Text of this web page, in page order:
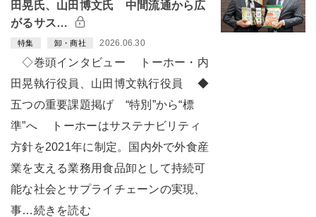
田晃氏、山田博文氏 中間流通から広
がるサス…
特集 卸・商社 2026.06.30
◇巻頭インタビュー トーホー・内
田晃執行役員、山田博文執行役員 ◆
五つの重要課題掲げ “特別”から“標
準”へ トーホーはサステナビリティ
方針を2021年に制定。国内外で外食産
業を支える業務用食品卸として持続可
能な社会とサプライチェーンの実現、
事…続きを読む